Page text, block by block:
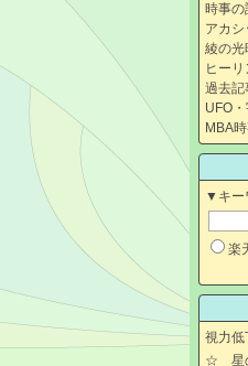
時事の
アカシ
綾の光
ヒー
過去記
UFO
MBA
▼キー
楽
視力
☆ 星